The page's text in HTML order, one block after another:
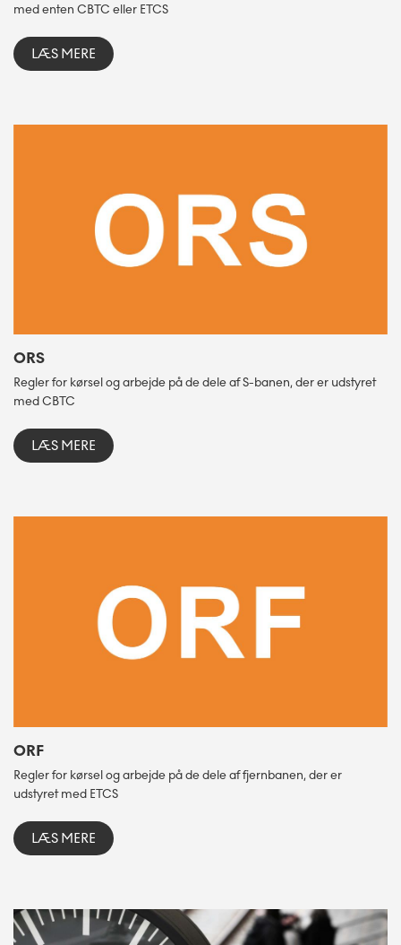
med enten CBTC eller ETCS
LÆS MERE
ORS
Regler for kørsel og arbejde på de dele af S-banen, der er udstyret
med CBTC
LÆS MERE
ORF
Regler for kørsel og arbejde på de dele af fjernbanen, der er
udstyret med ETCS
LÆS MERE